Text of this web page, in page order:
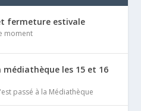
fermeture estivale
moment
médiathèque les 15 et 16
passé à la Médiathèque